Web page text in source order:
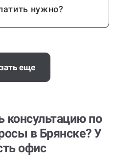
нужно?
получить по любой
еще
консультацию по
в Брянске? У
офис